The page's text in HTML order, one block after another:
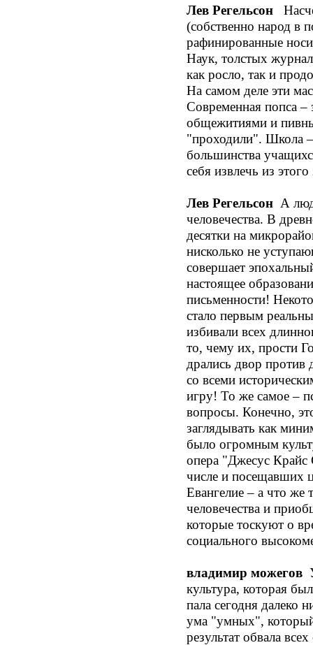
Лев Регельсон
(собственно народ в
рафинированные
Наук, толстых
как росло, так и
На самом деле эти
Современная попса –
общежитиями и
"проходили". Школа –
большинства
себя извлечь из
Лев Регельсон А
человечества. В
десятки на
нисколько не
совершает
настоящее
письменности!
стало первым
избивали всех
то, чему их, прости
дрались двор против
со всеми
игру! То же самое –
вопросы. Конечно,
заглядывать как
было огромным
опера "Джесус
числе и посещавших
Евангелие – а что же
человечества и
которые тоскуют о
социального
владимир можегов
культура, которая
пала сегодня далеко
ума "умных",
результат обвала